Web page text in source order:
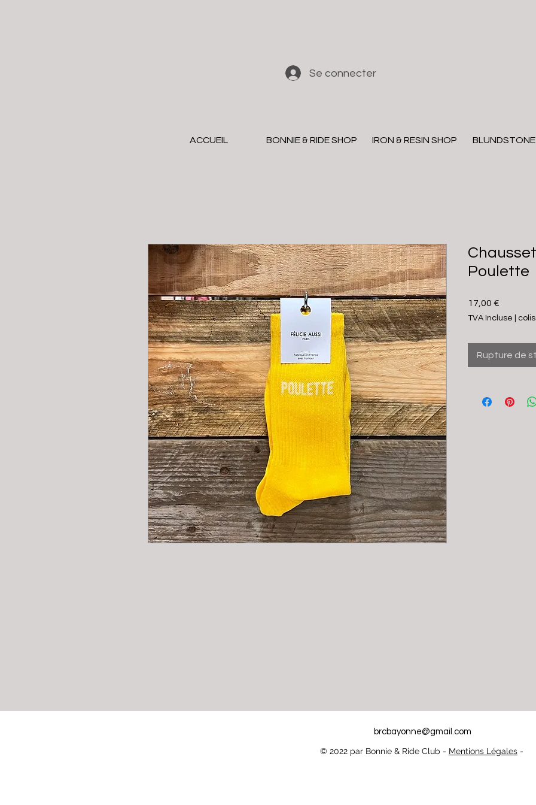
Se connecter
ACCUEIL BONNIE & RIDE SHOP IRON & RESIN SHOP
Poulette
17,00 €
TVA Incluse
Rupture de
brcbayonne@gmail.com
© 2022 par Bonnie & Ride Club - Mentions Légales-